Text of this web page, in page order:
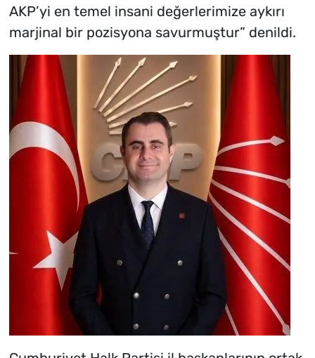
AKP’yi en temel insani değerlerimize aykırı
marjinal bir pozisyona savurmuştur” denildi.